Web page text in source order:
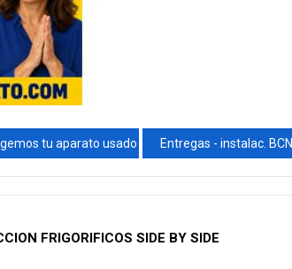
tu aparato usado Entregas - instalac. BCN
FRIGORIFICOS SIDE BY SIDE